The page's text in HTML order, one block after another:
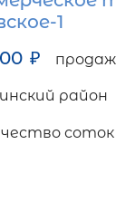
1
₽
район
соток